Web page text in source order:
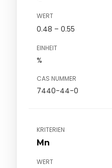
WERT
0.48 – 0.55
EINHEIT
%
CAS NUMMER
7440-44-0
KRITERIEN
Mn
WERT